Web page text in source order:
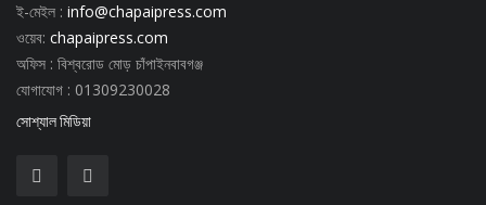
ই-মেইল : info@chapaipress.com
ওয়েব: chapaipress.com
অফিস : বিশ্বরোড মোড় চাঁপাইনবাবগঞ্জ
যোগাযোগ : 01309230028
সোশ্যাল মিডিয়া